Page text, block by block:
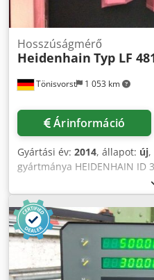
Tönisvorst 1 053 km
Hosszúságmérő
Heidenhain Typ LF
Árinformáció
Gyártási év: 2014, állapot: új
gyártmánya HEIDENHAIN ID
mérőrudak - jel 1vp-p -
Uqiepfx Abujk